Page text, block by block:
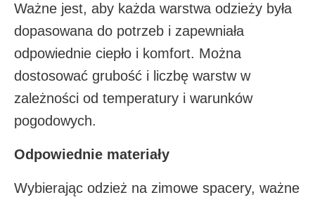
Ważne jest, aby każda warstwa odzieży była
dopasowana do potrzeb i zapewniała
odpowiednie ciepło i komfort. Można
dostosować grubość i liczbę warstw w
zależności od temperatury i warunków
pogodowych.
Odpowiednie materiały
Wybierając odzież na zimowe spacery, ważne